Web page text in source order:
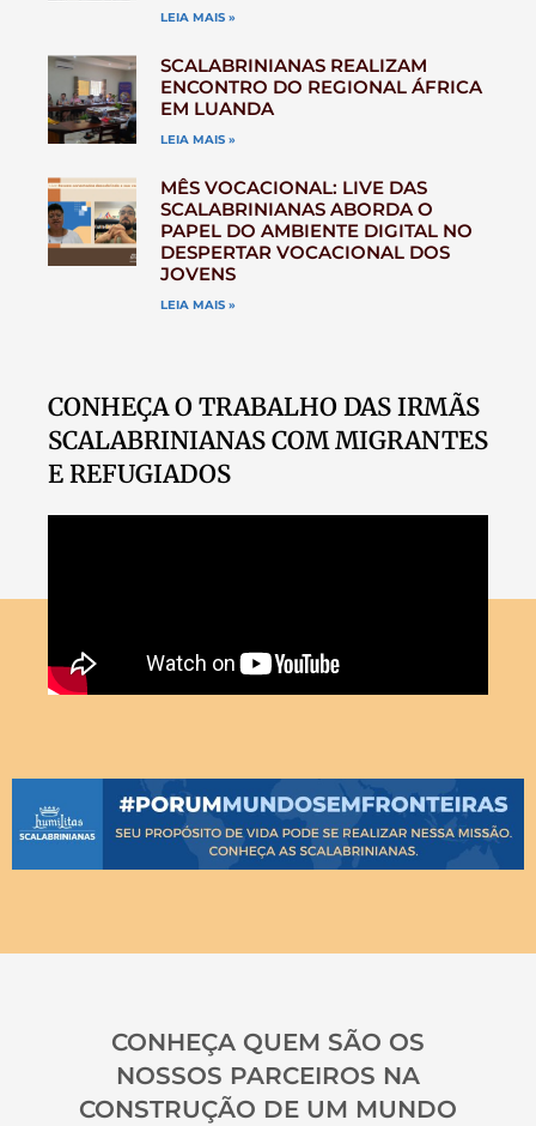
LEIA MAIS »
SCALABRINIANAS REALIZAM
ENCONTRO DO REGIONAL ÁFRICA
EM LUANDA
LEIA MAIS »
MÊS VOCACIONAL: LIVE DAS
SCALABRINIANAS ABORDA O
PAPEL DO AMBIENTE DIGITAL NO
DESPERTAR VOCACIONAL DOS
JOVENS
LEIA MAIS »
CONHEÇA O TRABALHO DAS IRMÃS
SCALABRINIANAS COM MIGRANTES
E REFUGIADOS
CONHEÇA QUEM SÃO OS
NOSSOS PARCEIROS NA
CONSTRUÇÃO DE UM MUNDO